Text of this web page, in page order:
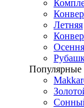
Летняя
Популярные